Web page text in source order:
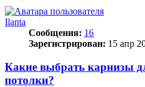
Ilanta
Сообщения: 16
Зарегистрирован: 15 апр
Какие выбрать карнизы
потолки?